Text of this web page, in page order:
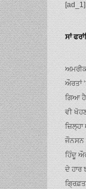
[ad_1]
ਸਾਂ
ਔਰਤਾਂ
ਗਿਆ
ਵੀ
ਜੌਨਸਨ
ਹਿੰਦੂ
ਦੇ ਹਾਰ